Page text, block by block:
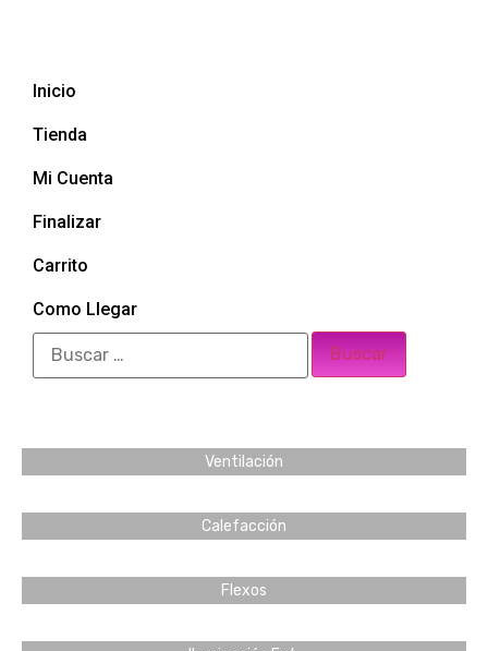
Inicio
Tienda
Mi Cuenta
Finalizar
Carrito
Como Llegar
Ventilación
Calefacción
Flexos